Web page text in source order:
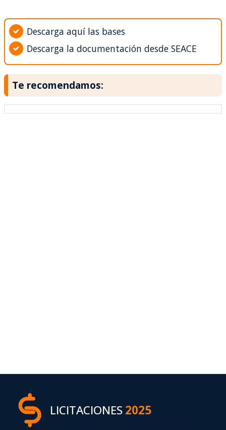
Descarga aquí las bases
Descarga la documentación desde SEACE
Te recomendamos:
LICITACIONES2025